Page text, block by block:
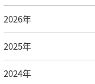
2026年
2025年
2024年